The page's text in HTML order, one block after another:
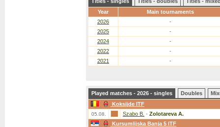
Year
Main tournaments
2026
-
2025
-
2024
-
2022
-
2021
-
Played matches - 2026 - singles Doubles
Koksijde ITF
05.08. Szabo B. - Zolotareva A.
Kursumlijska Banja 5 ITF